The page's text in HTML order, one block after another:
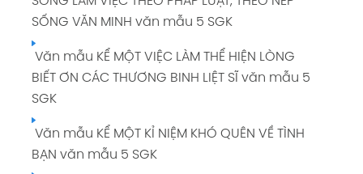
SỐNG VĂN MINH văn mẫu 5 SGK
Văn mẫu KỂ MỘT VIỆC LÀM THỂ HIỆN LÒNG
BIẾT ƠN CÁC THƯƠNG BINH LIỆT SĨ văn mẫu 5
SGK
Văn mẫu KỂ MỘT KỈ NIỆM KHÓ QUÊN VỀ TÌNH
BẠN văn mẫu 5 SGK